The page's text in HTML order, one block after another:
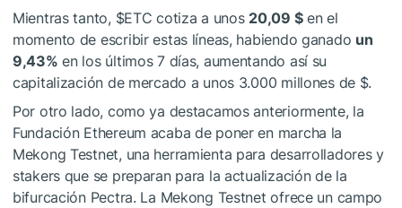
Mientras tanto, $ETC cotiza a unos 20,09 $en el
momento de escribir estas líneas, habiendo ganado un
9,43% en los últimos 7 días, aumentando así su
capitalización de mercado a unos 3.000 millones de $.
Por otro lado, como ya destacamosanteriormente, la
Fundación Ethereum acaba de poner en marcha la
Mekong Testnet, una herramienta para desarrolladores y
stakers que se preparan para la actualización de la
bifurcación Pectra. La Mekong Testnet ofrece un campo